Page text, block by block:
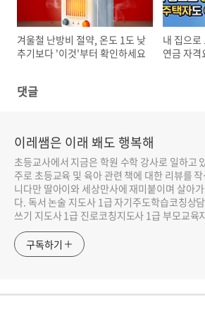
겨울철 난방비 절약, 온도 1도 낮
추기보다 '이것'부터 확인하세요
내 집으로
연금 자격
댓글
이레쌤은 이래 봬도 행복해
초등교사에서 지금은 학원 수학 강사로 일하고
주로 초등교육 및 육아 관련 책에 대한 리뷰를
니다만 딸아이와 세상만사에 재미붙이며 살아
다. 독서 논술 지도사 1급 자기주도학습코칭상
쓰기 지도사 1급 진로코칭지도사 1급 부모교육
구독하기